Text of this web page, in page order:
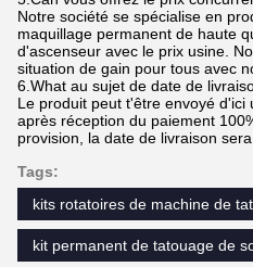
Notre société se spécialise en
maquillage permanent de haute
d'ascenseur avec le prix usine.
situation de gain pour tous avec
6.What au sujet de date de
Le produit peut t'être envoyé d'ici
après réception du paiement
provision, la date de livraison
Tags:
kits rotatoires de machine de
kit permanent de tatouage de